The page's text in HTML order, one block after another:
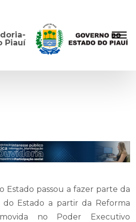
Piauí
Estado passou a fazer parte da
do Estado a partir da Reforma
no Poder Executivo